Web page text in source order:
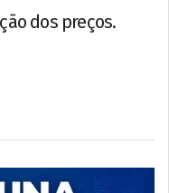
dos preços.